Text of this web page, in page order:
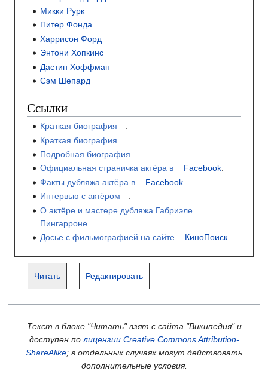
Микки Рурк
Питер Фонда
Харрисон Форд
Энтони Хопкинс
Дастин Хоффман
Сэм Шепард
Ссылки
Краткая биография
.
Краткая биография
Подробная биография
Официальная страничка актёра в
Facebook.
Факты дубляжа актёра в
Facebook
Интервью с актёром
О актёре и мастере дубляжа Габриэле
Пингарроне
Досье с фильмографией на сайте
КиноПоиск
Читать Редактировать
Текст в блоке "Читать" взят с сайта "Википедия" и
доступен по лицензии Creative Commons Attribution-
ShareAlike; в отдельных случаях могут действовать
дополнительные условия.